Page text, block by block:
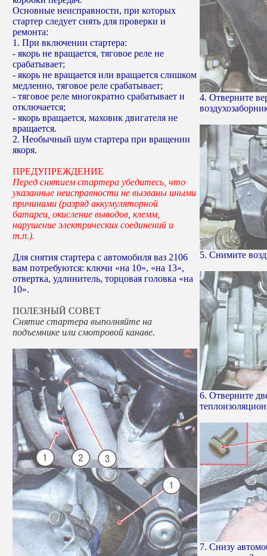
Основные неисправности, при которых
стартер следует снять для проверки и
ремонта:
1. При включении стартера:
- якорь не вращается, тяговое реле не
срабатывает;
- якорь не вращается или вращается слишком
медленно, тяговое реле срабатывает;
- тяговое реле многократно срабатывает и
отключается;
- якорь вращается, маховик двигателя не
вращается.
2. Необычный шум стартера при вращении
якоря.
ПРЕДУПРЕЖДЕНИЕ
Перед снятием стартера убедитесь, что
указанные неисправности не вызваны иными
причинами (разряд аккумуляторной
батареи, окисление выводов, клемм,
нарушение электрических соединений и
т.п.).
Для снятия стартера с автомобиля ваз 2106
вам потребуются: ключи «на 10», «на 13»,
отвертка, удлинитель, торцовая головка «на
10».
ПОЛЕЗНЫЙ СОВЕТ
Снятие стартера выполняйте на
подъемнике или смотровой канаве.
4. Отверните
5. Снимите
6. Отверните
7. Снизу